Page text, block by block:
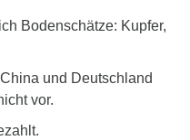
Bodenschätze: Kupfer,
und Deutschland
vor.